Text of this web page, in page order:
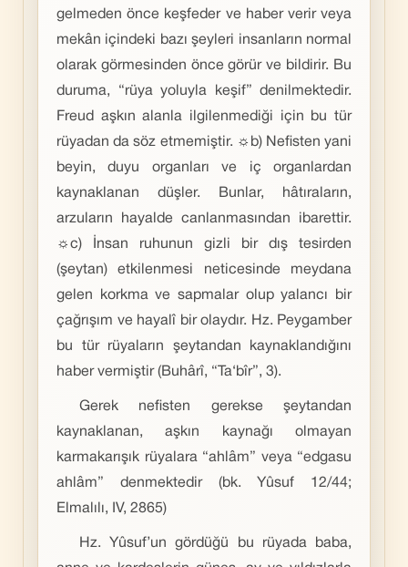
gelmeden önce keşfeder ve haber verir veya
mekân içindeki bazı şeyleri insanların normal
olarak görmesinden önce görür ve bildirir. Bu
duruma, “rüya yoluyla keşif” denilmektedir.
Freud aşkın alanla ilgilenmediği için bu tür
rüyadan da söz etmemiştir. ☼b) Nefisten yani
beyin, duyu organları ve iç organlardan
kaynaklanan düşler. Bunlar, hâtıraların,
arzuların hayalde canlanmasından ibarettir.
☼c) İnsan ruhunun gizli bir dış tesirden
(şeytan) etkilenmesi neticesinde meydana
gelen korkma ve sapmalar olup yalancı bir
çağrışım ve hayalî bir olaydır. Hz. Peygamber
bu tür rüyaların şeytandan kaynaklandığını
haber vermiştir (Buhârî, “Ta‘bîr”, 3).
Gerek nefisten gerekse şeytandan
kaynaklanan, aşkın kaynağı olmayan
karmakarışık rüyalara “ahlâm” veya “edgasu
ahlâm” denmektedir (bk. Yûsuf 12/44;
Elmalılı, IV, 2865)
Hz. Yûsuf’un gördüğü bu rüyada baba,